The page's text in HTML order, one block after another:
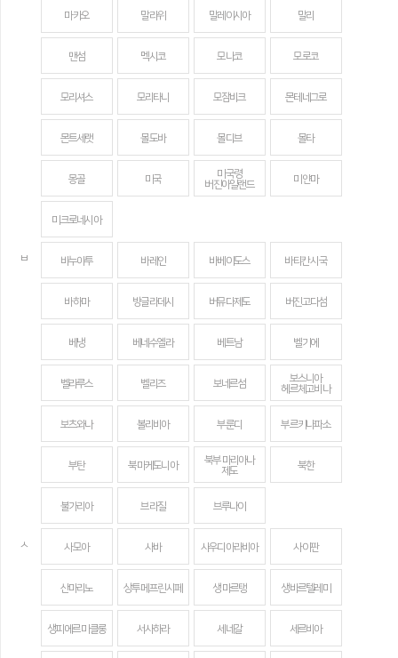
마카오 말라위 말레이시아 말리
맨섬 멕시코 모나코 모로코
모리셔스 모리타니 모잠비크 몬테네그로
몬트세랫 몰도바 몰디브 몰타
몽골 미국
미국령
버진아일랜드
미얀마
미크로네시아
ㅂ 바누아투 바레인 바베이도스 바티칸 시국
바하마 방글라데시 버뮤다제도 버진고다섬
베냉 베네수엘라 베트남 벨기에
벨라루스 벨리즈 보네르섬
보스니아
헤르체고비나
보츠와나 볼리비아 부룬디 부르키나파소
부탄 북마케도니아
북부 마리아나
제도
북한
불가리아 브라질 브루나이
ㅅ 사모아 사바 사우디아라비아 사이판
산마리노 상투메 프린시페 생 마르탱 생바르텔레미
생피에르 미클롱 서사하라 세네갈 세르비아